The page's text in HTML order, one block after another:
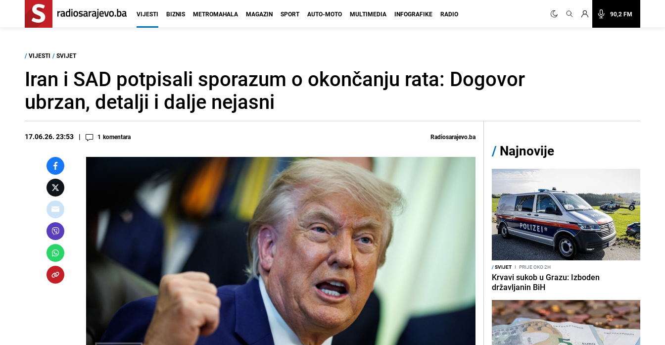
90,2 FM
VIJESTI BIZNIS METROMAHALA MAGAZIN SPORT AUTO-MOTO MULTIMEDIA INFOGRAFIKE RADIO
/ VIJESTI / SVIJET
Iran i SAD potpisali sporazum o okončanju rata: Dogovor
ubrzan, detalji i dalje nejasni
17.06.26. 23:53 1 komentara Radiosarajevo.ba
/ Najnovije
/SVIJET I PRIJE OKO 2H
Krvavi sukob u Grazu: Izboden
državljanin BiH